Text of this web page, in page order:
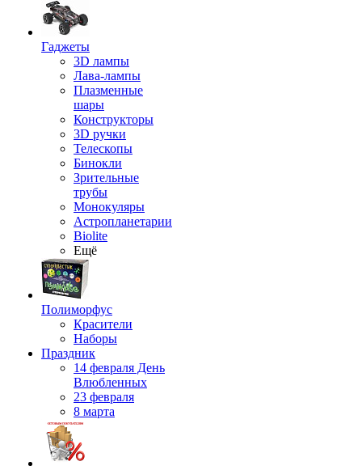
Гаджеты
3D лампы
Лава-лампы
Плазменные
шары
Конструкторы
3D ручки
Телескопы
Бинокли
Зрительные
трубы
Монокуляры
Астропланетарии
Biolite
Ещё
Полиморфус
Красители
Наборы
Праздник
14 февраля День
Влюбленных
23 февраля
8 марта